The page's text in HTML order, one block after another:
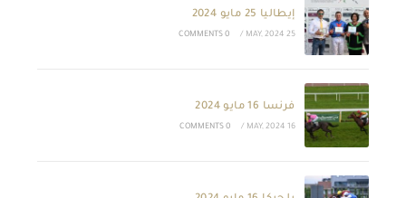
إيطاليا 25 مايو 2024
25 MAY, 2024
/
0 COMMENTS
فرنسا 16 مايو 2024
16 MAY, 2024
/
0 COMMENTS